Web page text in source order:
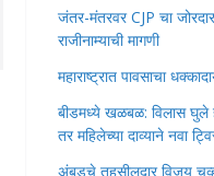
जंतर-मंतरवर CJP चा
राजीनाम्याची मागणी
महाराष्ट्रात पावसाचा
बीडमध्ये खळबळ: विलास घुले
तर महिलेच्या दाव्याने नवा
अंबडचे तहसीलदार विजय